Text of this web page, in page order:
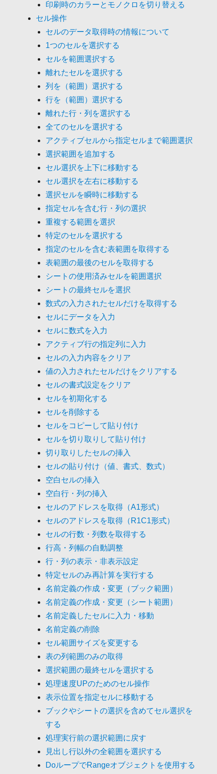
印刷時のカラーとモノクロを切り替える
セル操作
セルのデータ取得時の情報について
1つのセルを選択する
セルを範囲選択する
離れたセルを選択する
列を（範囲）選択する
行を（範囲）選択する
離れた行・列を選択する
全てのセルを選択する
アクティブセルから指定セルまで範囲選択
選択範囲を追加する
セル選択を上下に移動する
セル選択を左右に移動する
選択セルを瞬時に移動する
指定セルを含む行・列の選択
重複する範囲を選択
特定のセルを選択する
指定のセルを含む表範囲を取得する
表範囲の最後のセルを取得する
シートの使用済みセルを範囲選択
シートの最終セルを選択
数式の入力されたセルだけを取得する
セルにデータを入力
セルに数式を入力
アクティブ行の指定列に入力
セルの入力内容をクリア
値の入力されたセルだけをクリアする
セルの書式設定をクリア
セルを初期化する
セルを削除する
セルをコピーして貼り付け
セルを切り取りして貼り付け
切り取りしたセルの挿入
セルの貼り付け（値、書式、数式）
空白セルの挿入
空白行・列の挿入
セルのアドレスを取得（A1形式）
セルのアドレスを取得（R1C1形式）
セルの行数・列数を取得する
行高・列幅の自動調整
行・列の表示・非表示設定
特定セルのみ再計算を実行する
名前定義の作成・変更（ブック範囲）
名前定義の作成・変更（シート範囲）
名前定義したセルに入力・移動
名前定義の削除
セル範囲サイズを変更する
表の列範囲のみの取得
選択範囲の最終セルを選択する
処理速度UPのためのセル操作
表示位置を指定セルに移動する
ブックやシートの選択を含めてセル選択を
する
処理実行前の選択範囲に戻す
見出し行以外の全範囲を選択する
DoループでRangeオブジェクトを使用する